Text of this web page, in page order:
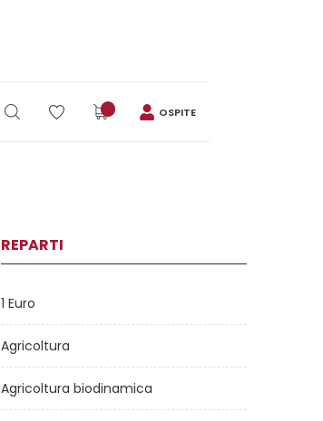
OSPITE
REPARTI
1 Euro
Agricoltura
Agricoltura biodinamica